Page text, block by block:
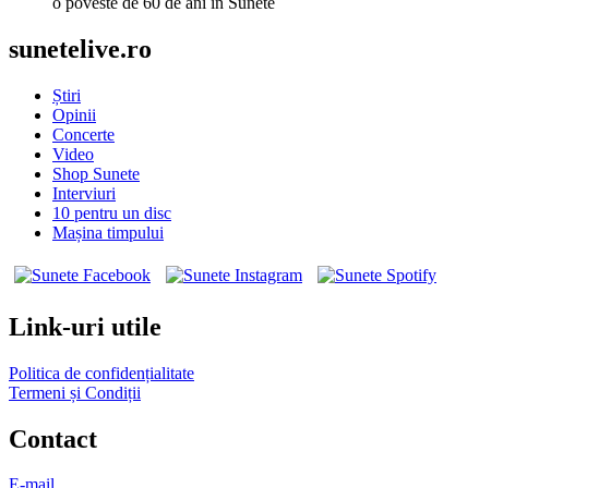
sunetelive.ro
Știri
Opinii
Concerte
Video
Shop Sunete
Interviuri
10 pentru un disc
Mașina timpului
Link-uri utile
Politica de confidențialitate
Termeni și Condiții
Contact